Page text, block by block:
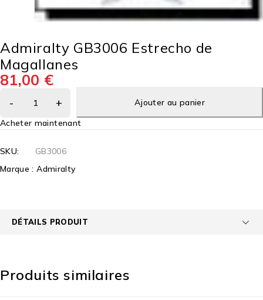
Admiralty GB3006 Estrecho de
Magallanes
81,00 €
Ajouter au panier
Acheter maintenant
SKU:
GB3006
Marque :Admiralty
DÉTAILS PRODUIT
Produits similaires